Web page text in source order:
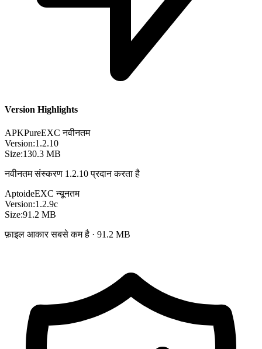
Version Highlights
APKPureEXC नवीनतम
Version:1.2.10
Size:130.3 MB
नवीनतम संस्करण 1.2.10 प्रदान करता है
AptoideEXC न्यूनतम
Version:1.2.9c
Size:91.2 MB
फ़ाइल आकार सबसे कम है · 91.2 MB